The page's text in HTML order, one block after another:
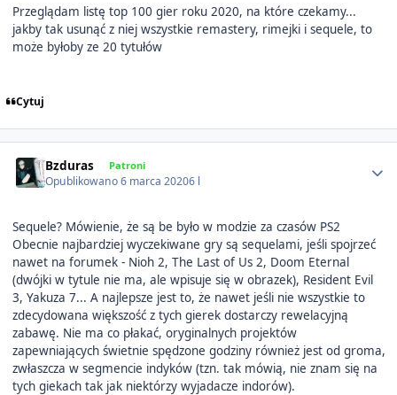
Przeglądam listę top 100 gier roku 2020, na które czekamy...
jakby tak usunąć z niej wszystkie remastery, rimejki i sequele, to
może byłoby ze 20 tytułów
Cytuj
Bzduras Patroni
Opublikowano6 marca 20206 l
Sequele? Mówienie, że są be było w modzie za czasów PS2
Obecnie najbardziej wyczekiwane gry są sequelami, jeśli spojrzeć
nawet na forumek - Nioh 2, The Last of Us 2, Doom Eternal
(dwójki w tytule nie ma, ale wpisuje się w obrazek), Resident Evil
3, Yakuza 7... A najlepsze jest to, że nawet jeśli nie wszystkie to
zdecydowana większość z tych gierek dostarczy rewelacyjną
zabawę. Nie ma co płakać, oryginalnych projektów
zapewniających świetnie spędzone godziny również jest od groma,
zwłaszcza w segmencie indyków (tzn. tak mówią, nie znam się na
tych giekach tak jak niektórzy wyjadacze indorów).